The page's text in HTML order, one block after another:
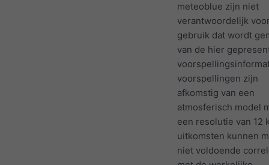
meteoblue zijn niet
verantwoordelijk
gebruik dat wordt
van de hier
voorspellingen zijn
afkomstig van een
atmosferisch model
een resolutie van 12
uitkomsten kunnen
niet voldoende